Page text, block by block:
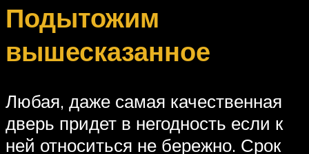
Подытожим
вышесказанное
Любая, даже самая качественная
дверь придет в негодность если к
ней относиться не бережно. Срок